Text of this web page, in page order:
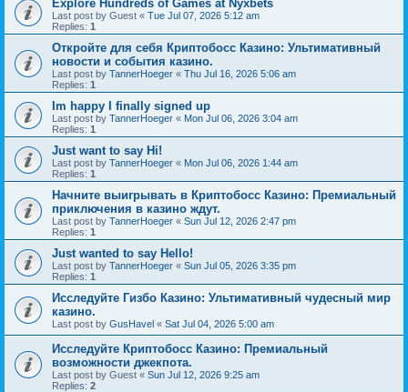
Explore Hundreds of Games at Nyxbets
Last post by Guest « Tue Jul 07, 2026 5:12 am
Replies: 1
Откройте для себя Криптобосс Казино: Ультимативный
новости и события казино.
Last post by TannerHoeger « Thu Jul 16, 2026 5:06 am
Replies: 1
Im happy I finally signed up
Last post by TannerHoeger « Mon Jul 06, 2026 3:04 am
Replies: 1
Just want to say Hi!
Last post by TannerHoeger « Mon Jul 06, 2026 1:44 am
Replies: 1
Начните выигрывать в Криптобосс Казино: Премиальный
приключения в казино ждут.
Last post by TannerHoeger « Sun Jul 12, 2026 2:47 pm
Replies: 1
Just wanted to say Hello!
Last post by TannerHoeger « Sun Jul 05, 2026 3:35 pm
Replies: 1
Исследуйте Гизбо Казино: Ультимативный чудесный мир
казино.
Last post by GusHavel « Sat Jul 04, 2026 5:00 am
Исследуйте Криптобосс Казино: Премиальный
возможности джекпота.
Last post by Guest « Sun Jul 12, 2026 9:25 am
Replies: 2